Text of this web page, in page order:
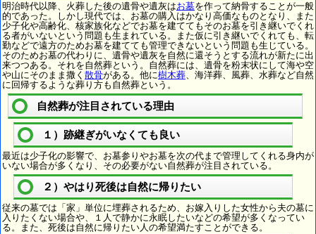
明治時代以降、火葬した後の遺骨や遺灰はお墓を作って納骨することが一般
的であった。しかし現代では、お墓の購入はかなり高価なものとなり、また
少子化や高齢化、核家族化などでお墓を建ててもそのお墓を引き継いでくれ
る者がいないという問題も生まれている。また仮に引き継いでくれても、転
勤などで遠方のためお墓を建てても管理できないという問題も生じている。
そのためお墓の代わりに、遺骨や遺灰を自然に還そうとする流れが新たに出
来つつある。それを自然葬という。自然葬には、遺骨を粉末状にして海や空
や山にそのまま撒く 散骨がある。他に樹木葬、海洋葬、風葬、水葬など自然
に回帰するような葬り方も自然葬という。
自然葬が注目されている理由
１）跡継ぎがいなくても良い
最近は少子化の影響で、お墓参りやお墓を次の代まで管理してくれる身内が
いない場合が多くなり、その必要がない自然葬が注目されている。
２）やはり死後は自然に帰りたい
従来の墓では「家」単位に埋葬されるため、お嫁入りした女性から夫の墓に
入りたくない場合や、１人で静かに永眠したいなどの希望が多くなってい
る。また、死後は自然に帰りたい人の希望満たすことができる。